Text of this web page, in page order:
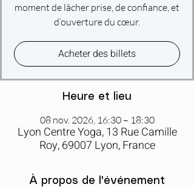
moment de lâcher prise, de confiance, et
d’ouverture du cœur.
Acheter des billets
Heure et lieu
08 nov. 2026, 16:30 – 18:30
Lyon Centre Yoga, 13 Rue Camille
Roy, 69007 Lyon, France
À propos de l'événement